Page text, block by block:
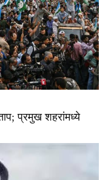
प्रमुख शहरांमध्ये